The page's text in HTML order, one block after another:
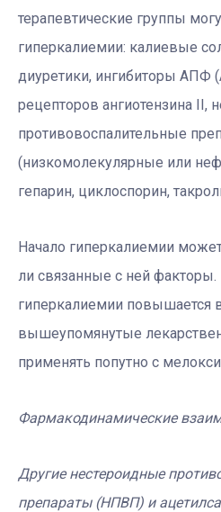
терапевтические группы
гиперкалиемии: калиевые
диуретики, ингибиторы АПФ
рецепторов ангиотензина II,
противовоспалительные
(низкомолекулярные или
гепарин, циклоспорин,
Начало гиперкалиемии может
ли связанные с ней факторы.
гиперкалиемии повышается
вышеупомянутые
применять попутно с
Фармакодинамические
Другие нестероидные
препараты (НПВП) и